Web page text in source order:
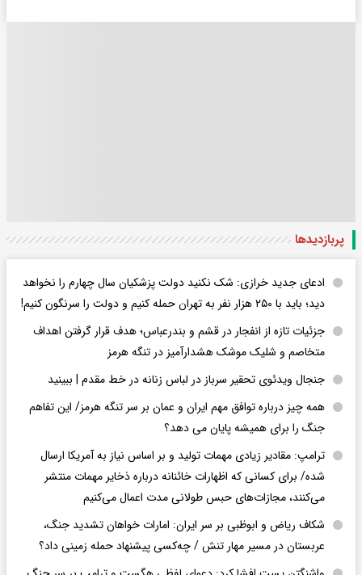
پربازدید‌ها
ادعای جدید خرازی: شک نکنید دولت پزشکیان سال چهارم را نخواهد
دید؛ باید با ۲۵۰ هزار نفر به تهران حمله کنیم و دولت را سرنگون کنیم!
جزئیات تازه از انفجار در قشم و بندرعباس؛ هدف قرار گرفتن اهداف
متخاصم و شلیک موشک هشدارآمیز در تنگه هرمز
جنجال ویدئوی تحقیر سرباز در لباس زنانه در خط مقدم | ببینید
همه چیز درباره توافق مهم ایران و عمان بر سر تنگه هرمز/ این تفاهم
جنگ را برای همیشه پایان می دهد؟
ترامپ: مقادیر زیادی مهمات تولید و بر اساس نیاز به آمریکا ارسال
شده/ برای کسانی که اظهارات خائنانه درباره ذخایر مهمات منتشر
می‌کنند، مجازات‌های حبس طولانی مدت اعمال می‌کنیم
شکاف ریاض و ابوظبی بر سر ایران: امارات خواهان تشدید جنگ،
عربستان در مسیر مهار تنش / چه‌کسی پیشنهاد حمله زمینی داد؟